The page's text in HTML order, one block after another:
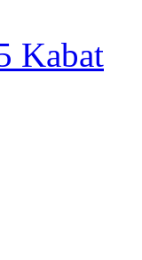
Kabat